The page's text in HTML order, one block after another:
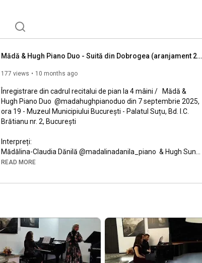
Mădă & Hugh Piano Duo - Suită din Dobrogea (aranjament 2024)
177 views 10 months ago
Înregistrare din cadrul recitalui de pian la 4 mâini /   Mădă &
Hugh Piano Duo  @madahughpianoduo din 7 septembrie 2025,
ora 19 - Muzeul Municipiului București - Palatul Suțu, Bd. I.C.
Brătianu nr. 2, București
Interpreți:
Mădălina-Claudia Dănilă @madalinadanila_piano  & Hugh Sung
@hughsung
READ MORE